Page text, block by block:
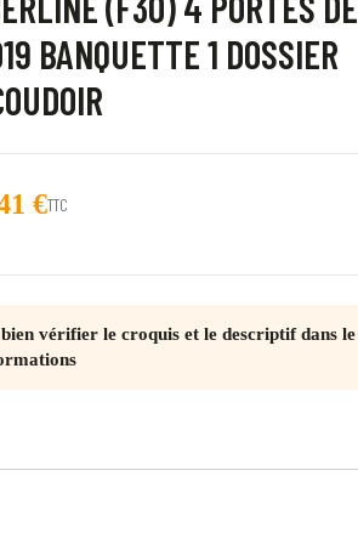
BANQUETTE 1 DOSSIER
€TTC
vérifier le croquis et le descriptif dans le
Quebec